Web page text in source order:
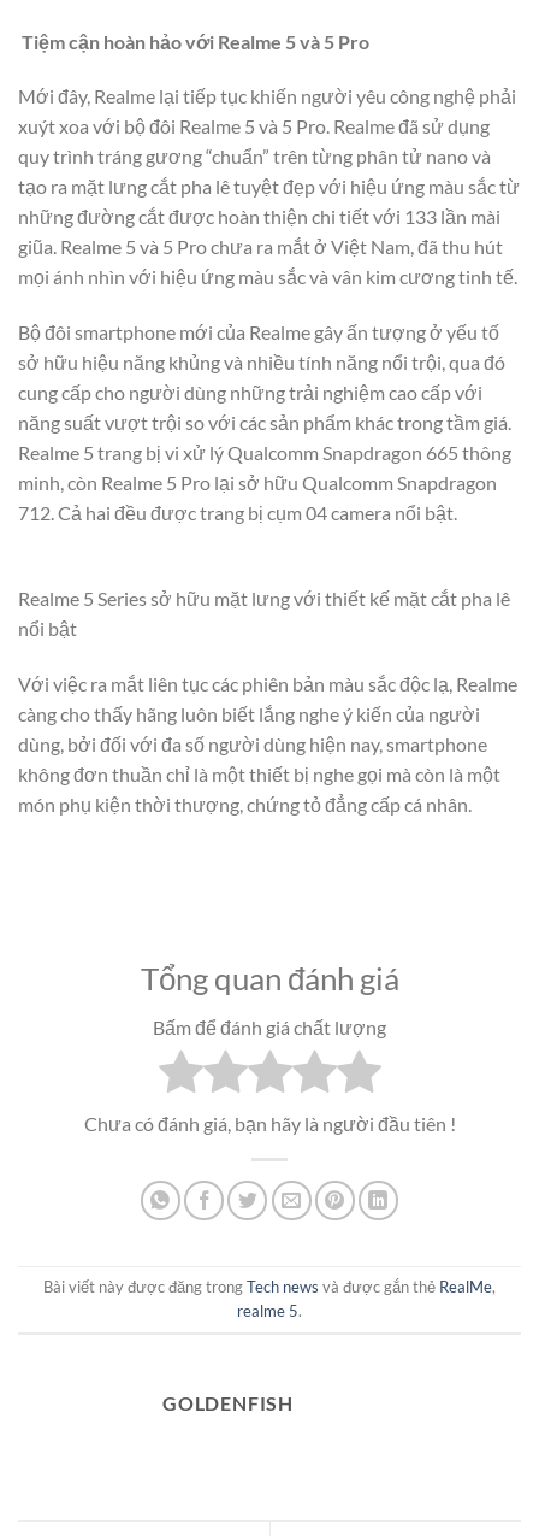
Tiệm cận hoàn hảo với Realme 5 và 5 Pro
Mới đây, Realme lại tiếp tục khiến người yêu công nghệ phải
xuýt xoa với bộ đôi Realme 5 và 5 Pro. Realme đã sử dụng
quy trình tráng gương “chuẩn” trên từng phân tử nano và
tạo ra mặt lưng cắt pha lê tuyệt đẹp với hiệu ứng màu sắc từ
những đường cắt được hoàn thiện chi tiết với 133 lần mài
giũa. Realme 5 và 5 Pro chưa ra mắt ở Việt Nam, đã thu hút
mọi ánh nhìn với hiệu ứng màu sắc và vân kim cương tinh tế.
Bộ đôi smartphone mới của Realme gây ấn tượng ở yếu tố
sở hữu hiệu năng khủng và nhiều tính năng nổi trội, qua đó
cung cấp cho người dùng những trải nghiệm cao cấp với
năng suất vượt trội so với các sản phẩm khác trong tầm giá.
Realme 5 trang bị vi xử lý Qualcomm Snapdragon 665 thông
minh, còn Realme 5 Pro lại sở hữu Qualcomm Snapdragon
712. Cả hai đều được trang bị cụm 04 camera nổi bật.
Realme 5 Series sở hữu mặt lưng với thiết kế mặt cắt pha lê
nổi bật
Với việc ra mắt liên tục các phiên bản màu sắc độc lạ, Realme
càng cho thấy hãng luôn biết lắng nghe ý kiến của người
dùng, bởi đối với đa số người dùng hiện nay, smartphone
không đơn thuần chỉ là một thiết bị nghe gọi mà còn là một
món phụ kiện thời thượng, chứng tỏ đẳng cấp cá nhân.
Tổng quan đánh giá
Bấm để đánh giá chất lượng
Chưa có đánh giá, bạn hãy là người đầu tiên !
Bài viết này được đăng trongTech news và được gắn thẻ RealMe,
realme 5.
GOLDENFISH